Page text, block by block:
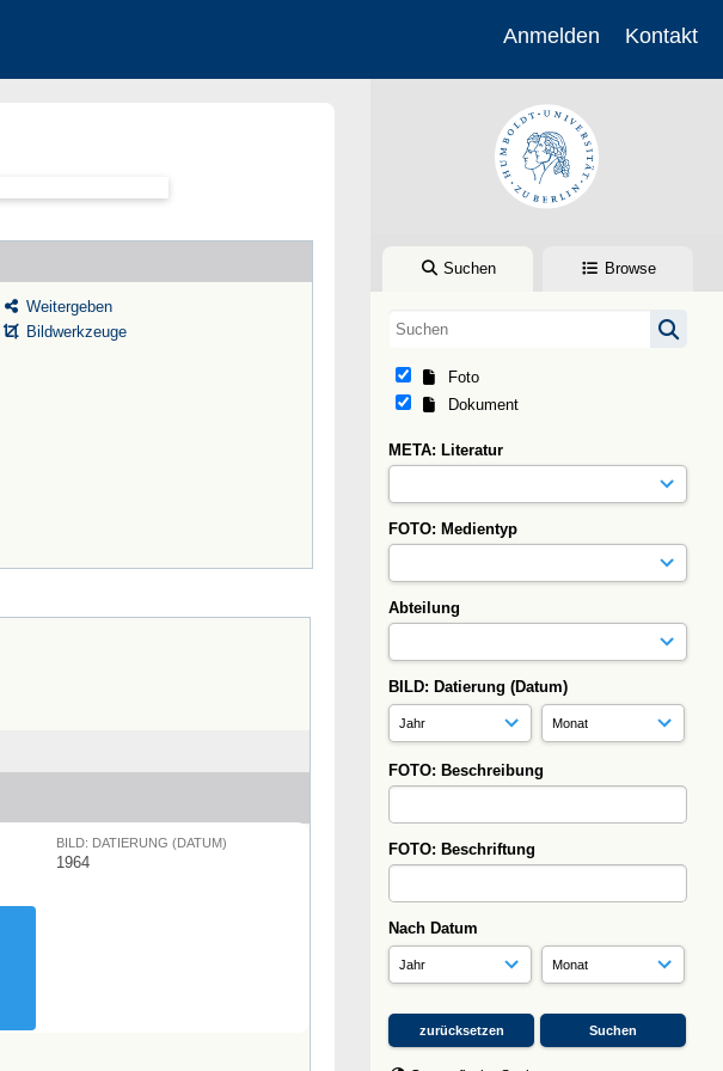
Anmelden Kontakt
Suchen Browse
Foto
Dokument
META: Literatur
FOTO: Medientyp
Abteilung
BILD: Datierung (Datum)
FOTO: Beschreibung
FOTO: Beschriftung
Nach Datum
Weitergeben
Bildwerkzeuge
BILD: DATIERUNG (DATUM)
1964